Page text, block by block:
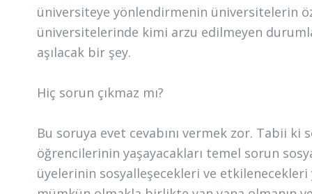
üniversiteye yönlendirmenin üniversitelerin
üniversitelerinde kimi arzu edilmeyen
aşılacak bir şey.
Hiç sorun çıkmaz mı?
Bu soruya evet cevabını vermek zor. Tabii
öğrencilerinin yaşayacakları temel sorun
üyelerinin sosyalleşecekleri ve etkilenecekleri